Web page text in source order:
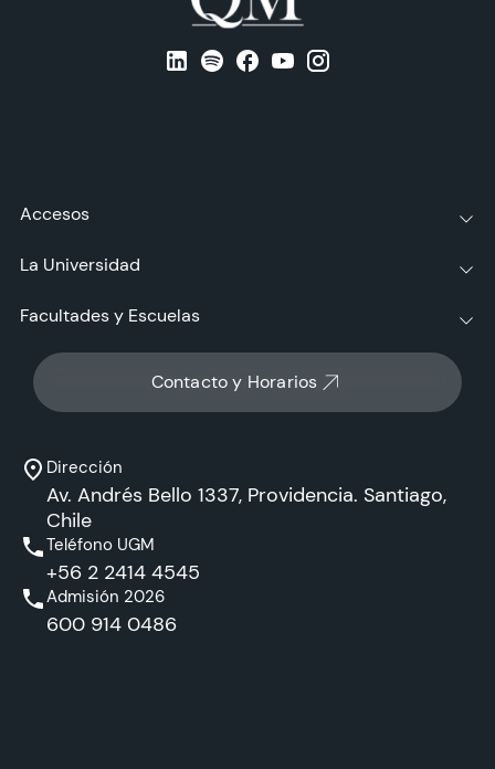
Contacto y Horarios
Dirección
Av. Andrés Bello 1337, Providencia. Santiago,
Chile
Teléfono UGM
+56 2 2414 4545
Admisión 2026
600 914 0486
Accesos
La Universidad
Facultades y Escuelas